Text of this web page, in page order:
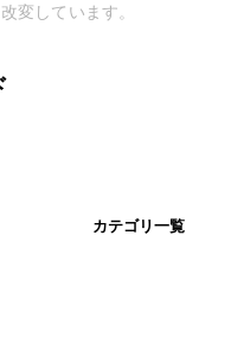
変しています。
カテゴリ一覧